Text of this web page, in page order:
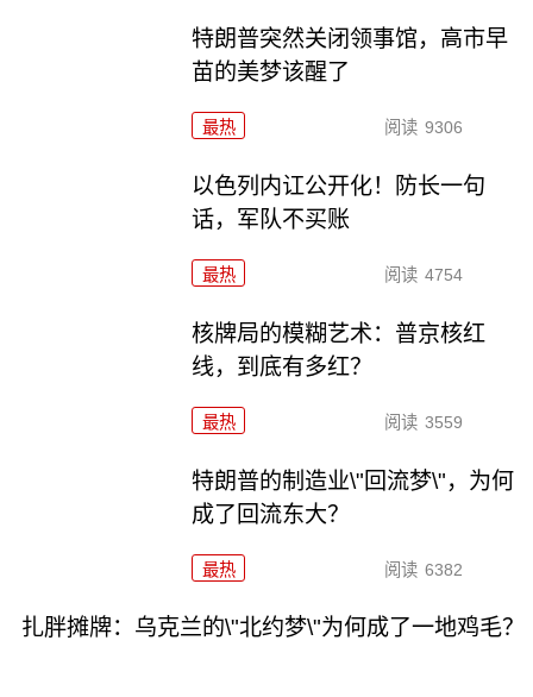
特朗普突然关闭领事馆，高市早
苗的美梦该醒了
最热 阅读 9306
以色列内讧公开化！防长一句
话，军队不买账
最热 阅读 4754
核牌局的模糊艺术：普京核红
线，到底有多红？
最热 阅读 3559
特朗普的制造业\"回流梦\"，为何
成了回流东大？
最热 阅读 6382
扎胖摊牌：乌克兰的\"北约梦\"为何成了一地鸡毛？